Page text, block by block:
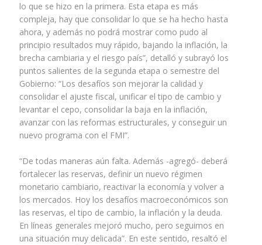
lo que se hizo en la primera. Esta etapa es más
compleja, hay que consolidar lo que se ha hecho hasta
ahora, y además no podrá mostrar como pudo al
principio resultados muy rápido, bajando la inflación, la
brecha cambiaria y el riesgo país”, detalló y subrayó los
puntos salientes de la segunda etapa o semestre del
Gobierno: “Los desafíos son mejorar la calidad y
consolidar el ajuste fiscal, unificar el tipo de cambio y
levantar el cepo, consolidar la baja en la inflación,
avanzar con las reformas estructurales, y conseguir un
nuevo programa con el FMI”.
“De todas maneras aún falta. Además -agregó- deberá
fortalecer las reservas, definir un nuevo régimen
monetario cambiario, reactivar la economía y volver a
los mercados. Hoy los desafíos macroeconómicos son
las reservas, el tipo de cambio, la inflación y la deuda.
En líneas generales mejoró mucho, pero seguimos en
una situación muy delicada”. En este sentido, resaltó el